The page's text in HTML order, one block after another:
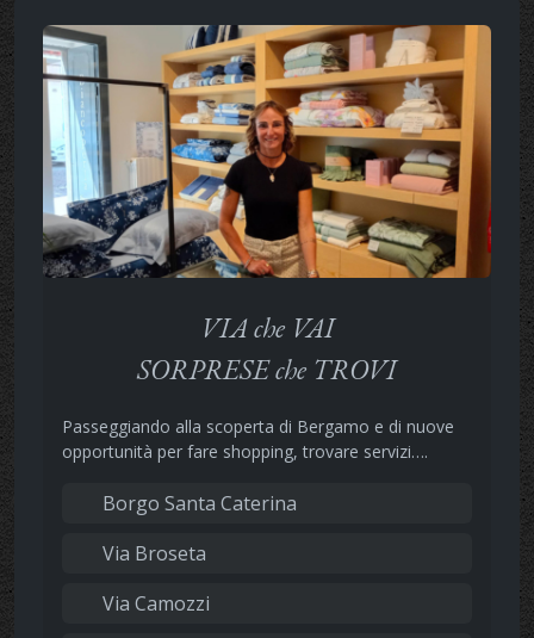
VIA che VAI
SORPRESE che TROVI
Passeggiando alla scoperta di Bergamo e di nuove
opportunità per fare shopping, trovare servizi….
Borgo Santa Caterina
Via Broseta
Via Camozzi